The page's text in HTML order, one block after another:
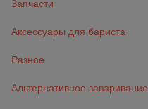
Запчасти
Аксессуары для бариста
Разное
Альтернативное заваривание